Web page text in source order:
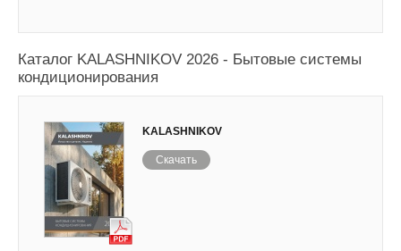
Каталог KALASHNIKOV 2026 - Бытовые системы
кондиционирования
KALASHNIKOV
Скачать